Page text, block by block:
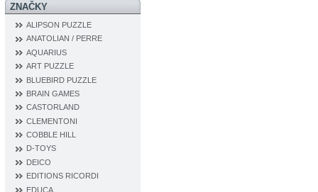
ZNAČKY
ALIPSON PUZZLE
ANATOLIAN / PERRE
AQUARIUS
ART PUZZLE
BLUEBIRD PUZZLE
BRAIN GAMES
CASTORLAND
CLEMENTONI
COBBLE HILL
D‐TOYS
DEICO
EDITIONS RICORDI
EDUCA